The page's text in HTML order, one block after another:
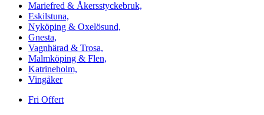
Mariefred & Åkersstyckebruk,
Eskilstuna,
Nyköping & Oxelösund,
Gnesta,
Vagnhärad & Trosa,
Malmköping & Flen,
Katrineholm,
Vingåker
Fri Offert